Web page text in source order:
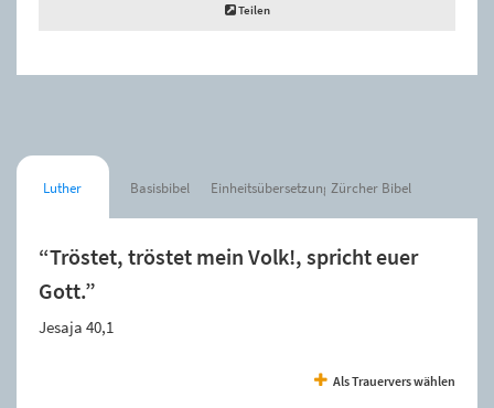
Teilen
Luther Basisbibel Einheitsübersetzung Zürcher Bibel
“Tröstet, tröstet mein Volk!, spricht euer
Gott.”
Jesaja 40,1
Als Trauervers wählen